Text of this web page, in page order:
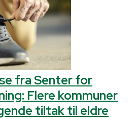
fra Senter for
Flere kommuner
tiltak til eldre